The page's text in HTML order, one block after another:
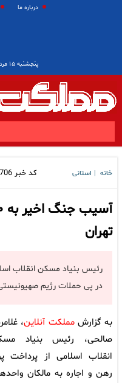
درباره ما
پنجشنبه ۱۵ مرداد ۱۴۰۵
خانه استانی کد خبر
تهران
در پی حملات رژیم
به گزارشمملکت آنلاین،
صالحی، رئیس بنیاد
انقلاب اسلامی از پرداخت
رهن و اجاره به مالکان